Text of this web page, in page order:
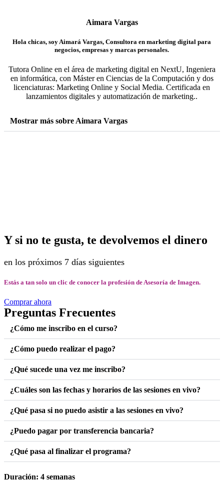
Aimara Vargas
Hola chicas, soy Aimará Vargas, Consultora en marketing digital para
negocios, empresas y marcas personales.
Tutora Online en el área de marketing digital en NextU, Ingeniera
en informática, con Máster en Ciencias de la Computación y dos
licenciaturas: Marketing Online y Social Media. Certificada en
lanzamientos digitales y automatización de marketing..
Mostrar más sobre Aimara Vargas
Y si no te gusta, te devolvemos el dinero
en los próximos 7 días siguientes
Estás a tan solo un clic de conocer la profesión de Asesoría de Imagen.
Comprar ahora
Preguntas Frecuentes
¿Cómo me inscribo en el curso?
¿Cómo puedo realizar el pago?
¿Qué sucede una vez me inscribo?
¿Cuáles son las fechas y horarios de las sesiones en vivo?
¿Qué pasa si no puedo asistir a las sesiones en vivo?
¿Puedo pagar por transferencia bancaria?
¿Qué pasa al finalizar el programa?
Duración: 4 semanas